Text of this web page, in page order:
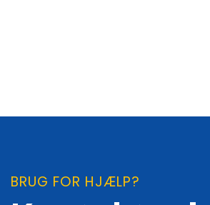
BRUG FOR HJÆLP?